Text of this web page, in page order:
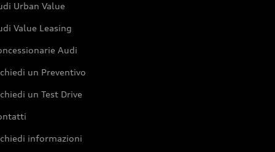
Urban Value
Value Leasing
Audi
un Preventivo
un Test Drive
informazioni